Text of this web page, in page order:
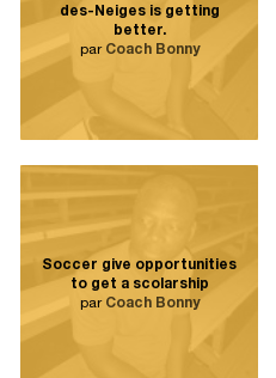
des-Neiges is getting
better.
par Coach Bonny
Soccer give opportunities
to get a scolarship
par Coach Bonny